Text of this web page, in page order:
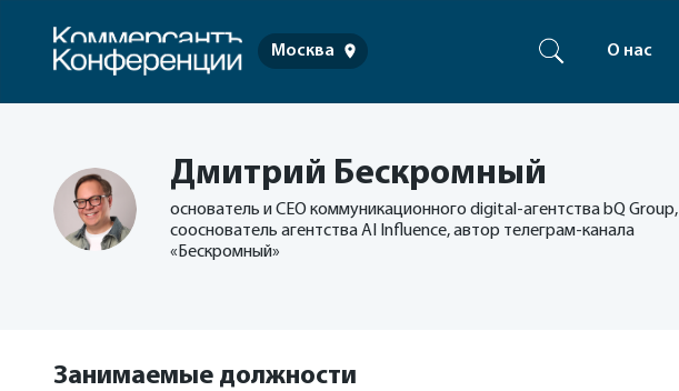
Москва О нас
Дмитрий Бескромный
основатель и СЕО коммуникационного digital-агентства bQ Group,
сооснователь агентства AI Influence, автор телеграм-канала
«Бескромный»
Занимаемые должности